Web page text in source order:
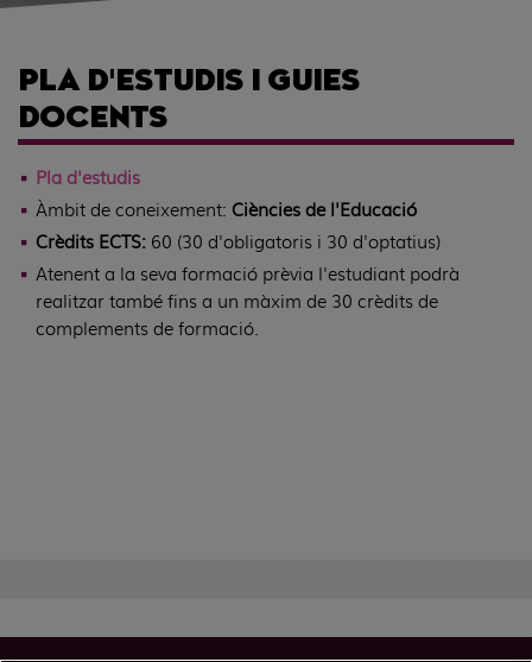
PLA D'ESTUDIS I GUIES
DOCENTS
Pla d'estudis
Àmbit de coneixement: Ciències de l'Educació
Crèdits ECTS: 60 (30 d'obligatoris i 30 d'optatius)
Atenent a la seva formació prèvia l'estudiant podrà
realitzar també fins a un màxim de 30 crèdits de
complements de formació.